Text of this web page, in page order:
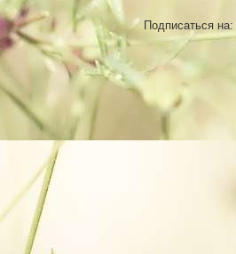
Подписаться на: